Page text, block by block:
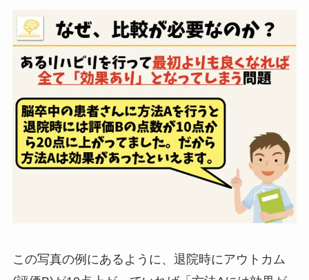
この写真の例にあるように、退院時にアウトカム